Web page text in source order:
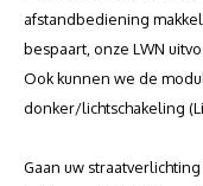
Kunststof conische
Camera masten
afstandbediening
bespaart, onze LWN
Ook kunnen we de
donker/lichtschakeling
Gaan uw